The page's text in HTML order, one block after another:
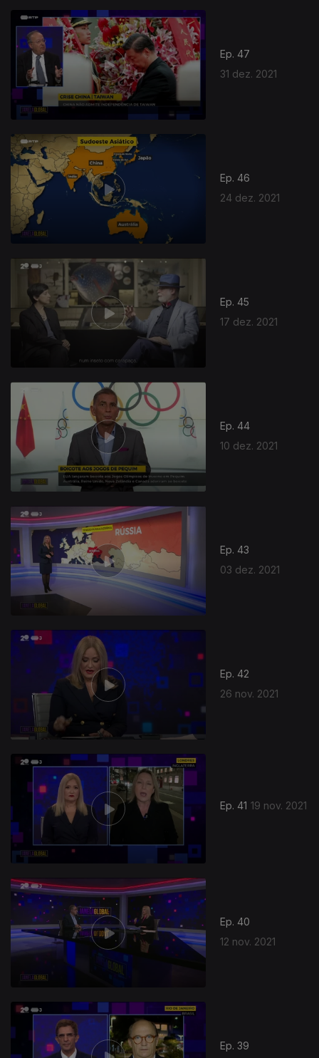
Ep. 47
31 dez. 2021
Ep. 46
24 dez. 2021
Ep. 45
17 dez. 2021
Ep. 44
10 dez. 2021
Ep. 43
03 dez. 2021
Ep. 42
26 nov. 2021
Ep. 41 19 nov. 2021
Ep. 40
12 nov. 2021
Ep. 39